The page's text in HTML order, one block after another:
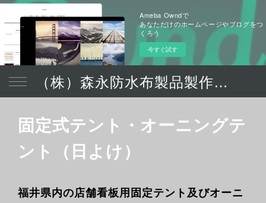
Ameba Owndで
あなただけのホームページやブログをつ
くろう
今すぐ試す
（株）森永防水布製品製作所 【福井の老舗】創業１７１５年
固定式テント・オーニングテ
ント（日よけ）
福井県内の店舗看板用固定テント及びオーニ